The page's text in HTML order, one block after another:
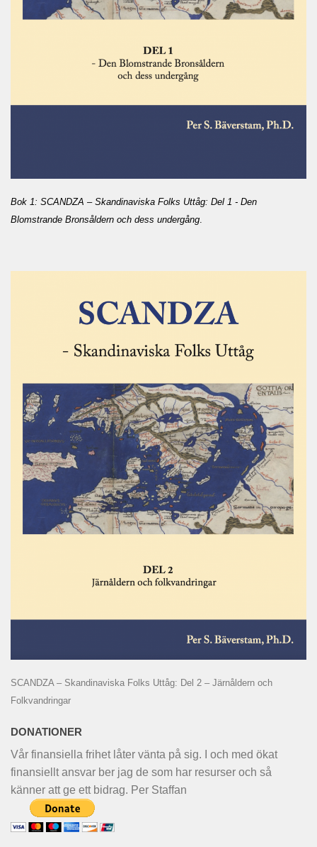
Bok 1: SCANDZA – Skandinaviska Folks Uttåg: Del 1 - Den
Blomstrande Bronsåldern och dess undergång.
SCANDZA – Skandinaviska Folks Uttåg: Del 2 – Järnåldern och
Folkvandringar
DONATIONER
Vår finansiella frihet låter vänta på sig. I och med ökat
finansiellt ansvar ber jag de som har resurser och så
känner att ge ett bidrag. Per Staffan